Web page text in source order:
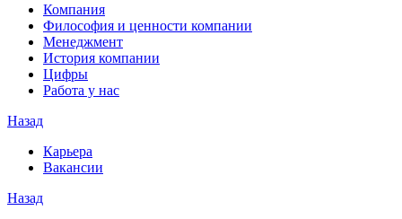
Компания
Философия и ценности компании
Менеджмент
История компании
Цифры
Работа у нас
Назад
Карьера
Вакансии
Назад